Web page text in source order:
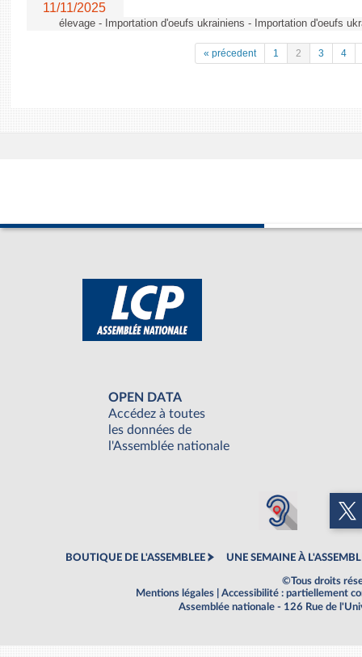
11/11/2025
élevage - Importation d'oeufs ukrainiens - Importation d'oeufs
« précedent 1 2 3 4
OPEN DATA
Accédez à toutes
les données de
l'Assemblée nationale
BOUTIQUE DE L'ASSEMBLEE UNE SEMAINE À
©Tous droits
Mentions légales
Accessibilité : partiellement
Assemblée nationale - 126 Rue de